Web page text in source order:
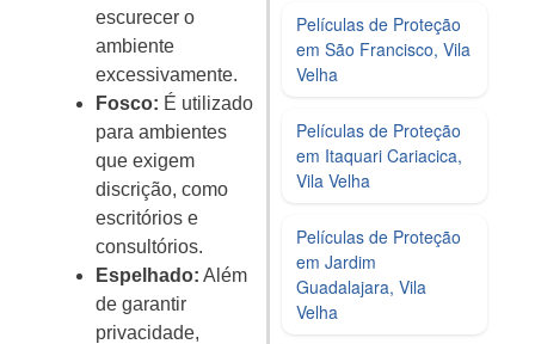
escurecer o
ambiente
excessivamente.
Fosco: É utilizado
para ambientes
que exigem
discrição, como
escritórios e
consultórios.
Espelhado: Além
de garantir
privacidade,
Películas de Proteção
em São Francisco, Vila
Velha
Películas de Proteção
em Itaquari Cariacica,
Vila Velha
Películas de Proteção
em Jardim
Guadalajara, Vila
Velha